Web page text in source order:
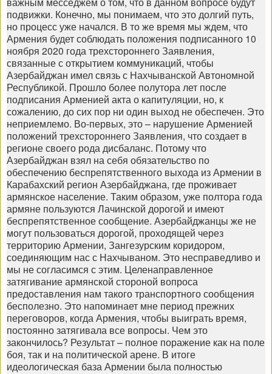
подвижки. Конечно, мы понимаем, что это долгий путь,
но процесс уже начался. В то же время мы ждем, что
Армения будет соблюдать положения подписанного 10
ноября 2020 года трехстороннего Заявления,
связанные с открытием коммуникаций, чтобы
Азербайджан имел связь с Нахчыванской Автономной
Республикой. Прошло более полутора лет после
подписания Арменией акта о капитуляции, но, к
сожалению, до сих пор ни один выход не обеспечен. Это
неприемлемо. Во-первых, это – нарушение Арменией
положений трехстороннего Заявления, что создает в
регионе своего рода дисбаланс. Потому что
Азербайджан взял на себя обязательство по
обеспечению беспрепятственного выхода из Армении в
Карабахский регион Азербайджана, где проживает
армянское население. Таким образом, уже полтора года
армяне пользуются Лачинской дорогой и имеют
беспрепятственное сообщение. Азербайджанцы же не
могут пользоваться дорогой, проходящей через
территорию Армении, Зангезурским коридором,
соединяющим нас с Нахчываном. Это несправедливо и
мы не согласимся с этим. Целенаправленное
затягивание армянской стороной вопроса
предоставления нам такого транспортного сообщения
бесполезно. Это напоминает мне период прежних
переговоров, когда Армения, чтобы выиграть время,
постоянно затягивала все вопросы. Чем это
закончилось? Результат – полное поражение как на поле
боя, так и на политической арене. В итоге
идеологическая база Армении была полностью